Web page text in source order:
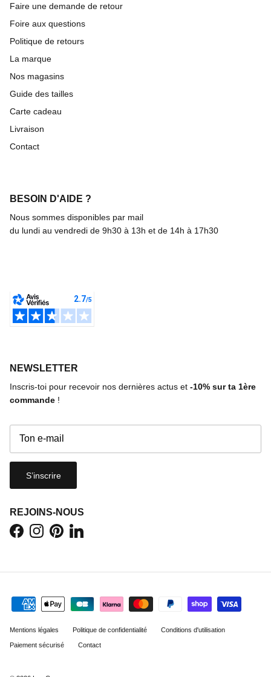
Faire une demande de retour
Foire aux questions
Politique de retours
La marque
Nos magasins
Guide des tailles
Carte cadeau
Livraison
Contact
BESOIN D'AIDE ?
Nous sommes disponibles par mail
du lundi au vendredi de 9h30 à 13h et de 14h à 17h30
NEWSLETTER
Inscris-toi pour recevoir nos dernières actus et -10% sur ta 1ère
commande !
S’inscrire
REJOINS-NOUS
FacebookInstagram
PinterestLinkedIn
Mentions légales Politique de confidentialité Conditions d'utilisation
Paiement sécurisé Contact